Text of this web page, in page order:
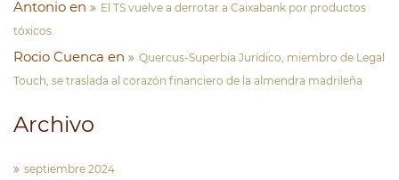
Antonio en
El TS vuelve a derrotar a Caixabank por productos
tóxicos.
Rocio Cuenca en
Quercus-Superbia Jurídico, miembro de Legal
Touch, se traslada al corazón financiero de la almendra madrileña
Archivo
septiembre 2024